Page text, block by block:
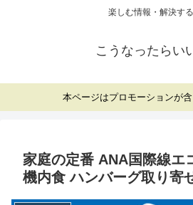
楽しむ情報・解決す
こうなったらい
本ページはプロモーションが含
家庭の定番 ANA国際線エ
機内食 ハンバーグ取り寄